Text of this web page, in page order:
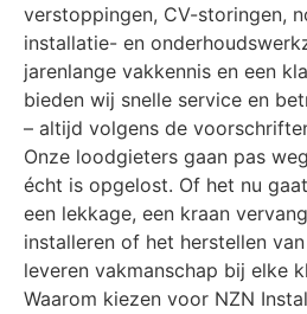
verstoppingen, CV-storingen,
installatie- en
jarenlange vakkennis en een
bieden wij snelle service en
– altijd volgens de
Onze loodgieters gaan pas
écht is opgelost. Of het nu
een lekkage, een kraan
installeren of het herstellen
leveren vakmanschap bij elke
Waarom kiezen voor NZN